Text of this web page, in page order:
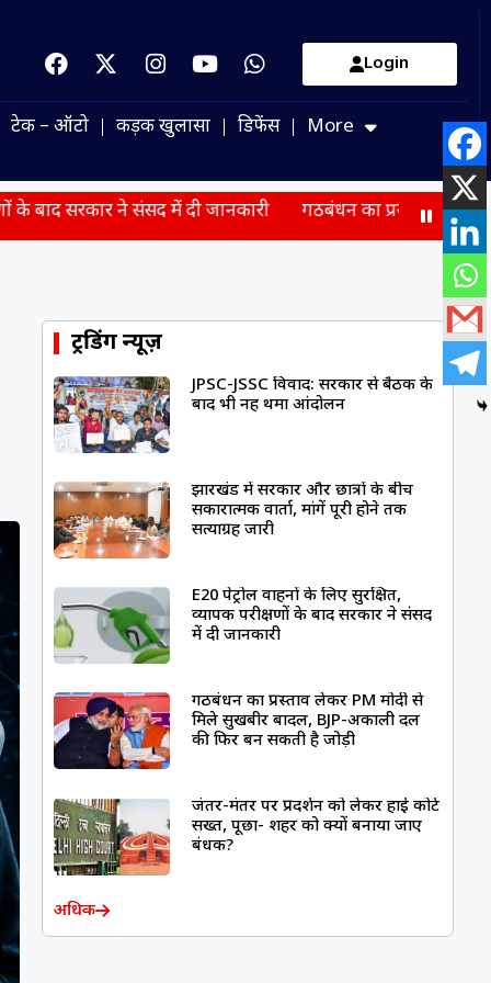
Login
टेक – ऑटो कड़क खुलासा डिफेंस More
संसद में दी जानकारी गठबंधन का प्रस्ताव लेकर PM मोदी से मिले
ट्रेंडिंग न्यूज़
JPSC-JSSC विवाद: सरकार से बैठक के
बाद भी नहीं थमा आंदोलन
झारखंड में सरकार और छात्रों के बीच
सकारात्मक वार्ता, मांगें पूरी होने तक
सत्याग्रह जारी
E20 पेट्रोल वाहनों के लिए सुरक्षित,
व्यापक परीक्षणों के बाद सरकार ने संसद
में दी जानकारी
गठबंधन का प्रस्ताव लेकर PM मोदी से
मिले सुखबीर बादल, BJP-अकाली दल
की फिर बन सकती है जोड़ी
जंतर-मंतर पर प्रदर्शन को लेकर हाई कोर्ट
सख्त, पूछा- शहर को क्यों बनाया जाए
बंधक?
अधिक